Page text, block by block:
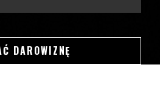
DAROWIZNĘ